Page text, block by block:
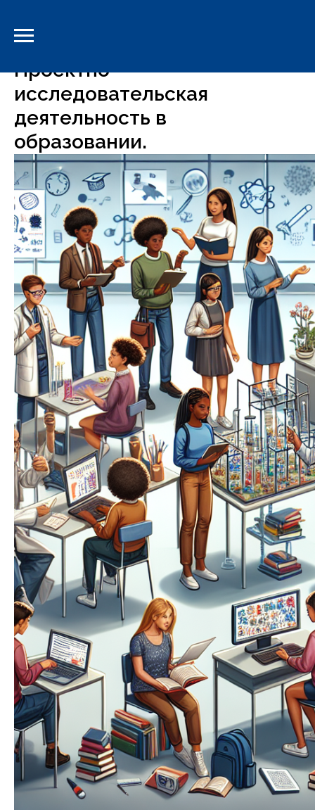
Проектно-
исследовательская
деятельность в
образовании.